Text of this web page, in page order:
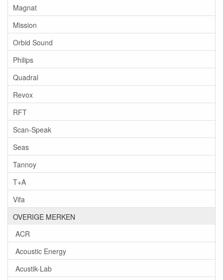
Magnat
Mission
Orbid Sound
Philips
Quadral
Revox
RFT
Scan-Speak
Seas
Tannoy
T+A
Vifa
OVERIGE MERKEN
ACR
Acoustic Energy
Acustik-Lab